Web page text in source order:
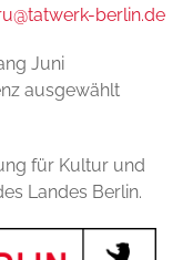
berlin.de
Juni
ausgewählt
für Kultur und
Landes Berlin.